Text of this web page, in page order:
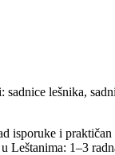
lešnika,
isporuke i
1–3